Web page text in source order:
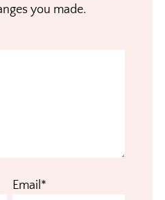
you made.
Email*